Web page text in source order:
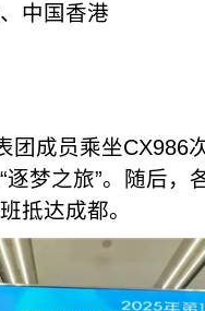
中国香港
团成员乘坐CX986
梦之旅”。随后，
抵达成都。